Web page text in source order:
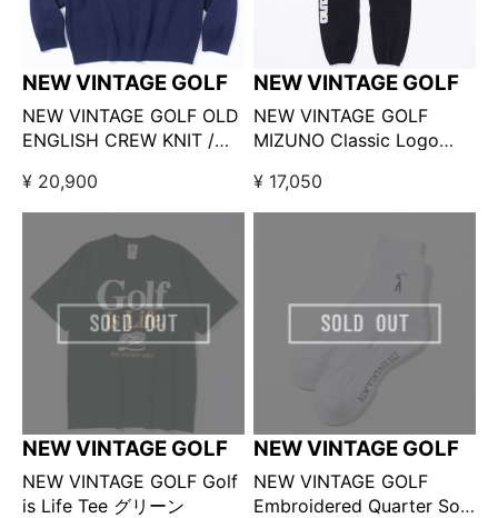
NEW VINTAGE GOLF
NEW VINTAGE GOLF OLD
ENGLISH CREW KNIT /
¥ 20,900
NEW VINTAGE GOLF
NEW VINTAGE GOLF
MIZUNO Classic Logo
BLACK
¥ 17,050
NEW VINTAGE GOLF
NEW VINTAGE GOLF Golf
is Life Tee グリーン
NEW VINTAGE GOLF
NEW VINTAGE GOLF
Embroidered Quarter Sox